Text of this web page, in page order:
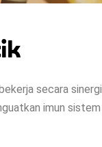
secara
imun